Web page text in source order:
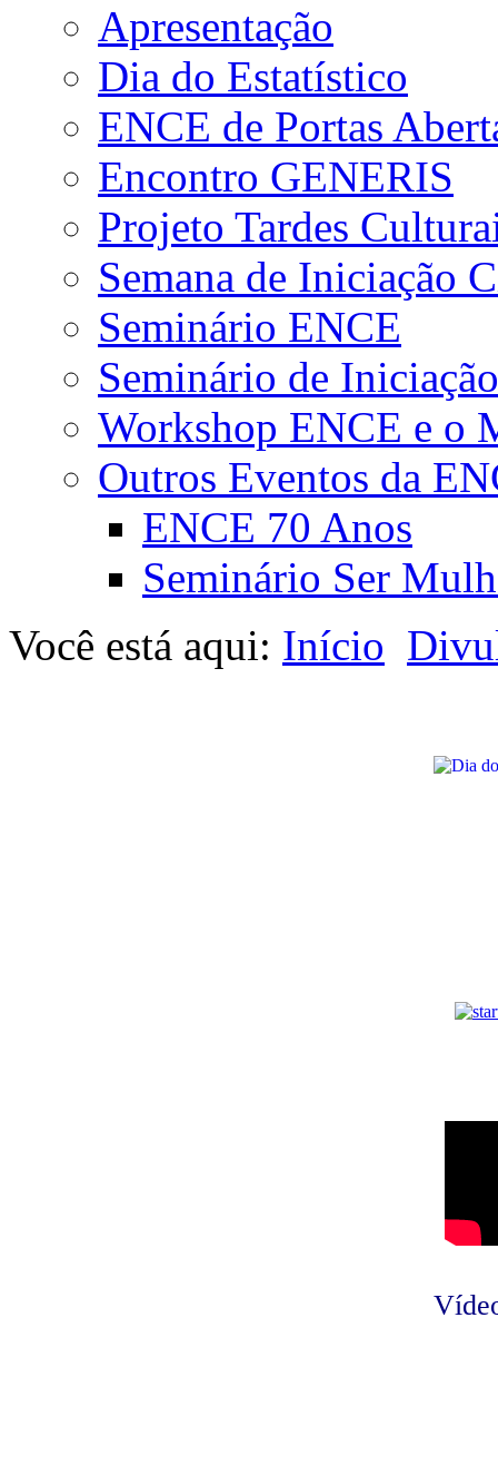
Apresentação
Dia do Estatístico
ENCE de Portas
Encontro GENERIS
Projeto Tardes
Semana de Iniciação
Seminário ENCE
Seminário de
Workshop ENCE e o
Outros Eventos da
ENCE 70 Anos
Seminário Ser
Você está aqui: Início